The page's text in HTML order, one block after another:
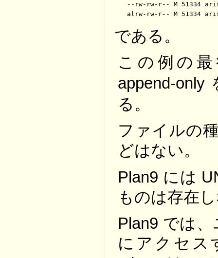
--rw-rw-r-- M 51334
alrw-rw-r-- M 51334
である。
この例の
append-only
る。
ファイルの
どはない。
Plan9 には
ものは存在
Plan9 では
にアクセス